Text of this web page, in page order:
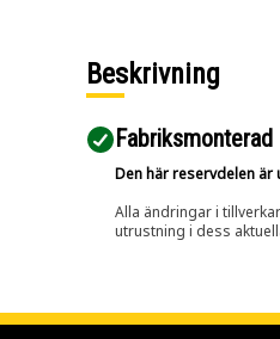
Beskrivning
Fabriksmonterad
Den här reservdelen
Alla ändringar i
utrustning i dess